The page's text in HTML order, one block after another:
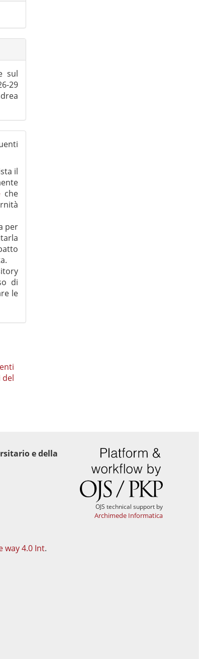
sul
29
il
che
per
di
le
del
e della
way 4.0 Int.
OJS technical support by
Archimede Informatica